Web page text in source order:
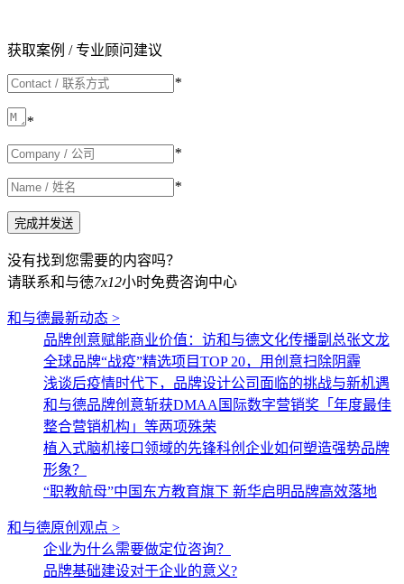
获取案例 / 专业顾问建议
*
*
*
*
没有找到您需要的内容吗？
请联系和与徳7x12小时免费咨询中心
和与德最新动态 >
品牌创意赋能商业价值：访和与德文化传播副总张文龙
全球品牌“战疫”精选项目TOP 20，用创意扫除阴霾
浅谈后疫情时代下，品牌设计公司面临的挑战与新机遇
和与德品牌创意斩获DMAA国际数字营销奖「年度最佳
整合营销机构」等两项殊荣
植入式脑机接口领域的先锋科创企业如何塑造强势品牌
形象？
“职教航母”中国东方教育旗下 新华启明品牌高效落地
和与德原创观点 >
企业为什么需要做定位咨询？
品牌基础建设对于企业的意义?